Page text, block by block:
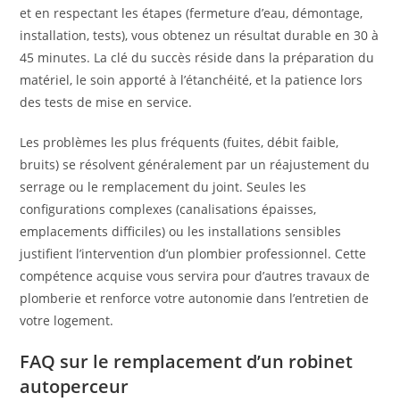
et en respectant les étapes (fermeture d’eau, démontage,
installation, tests), vous obtenez un résultat durable en 30 à
45 minutes. La clé du succès réside dans la préparation du
matériel, le soin apporté à l’étanchéité, et la patience lors
des tests de mise en service.
Les problèmes les plus fréquents (fuites, débit faible,
bruits) se résolvent généralement par un réajustement du
serrage ou le remplacement du joint. Seules les
configurations complexes (canalisations épaisses,
emplacements difficiles) ou les installations sensibles
justifient l’intervention d’un plombier professionnel. Cette
compétence acquise vous servira pour d’autres travaux de
plomberie et renforce votre autonomie dans l’entretien de
votre logement.
FAQ sur le remplacement d’un robinet
autoperceur